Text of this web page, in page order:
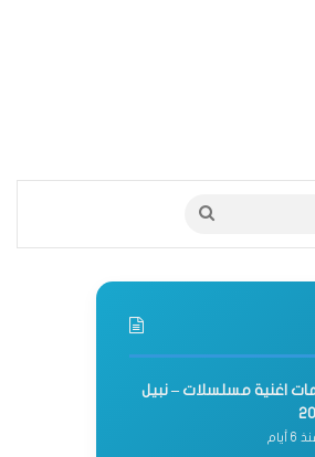
بحث
عن
اغنية مسلسلات – نبيل
6 أيام